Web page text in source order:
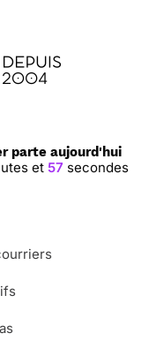
parte aujourd'hui
et 56 secondes